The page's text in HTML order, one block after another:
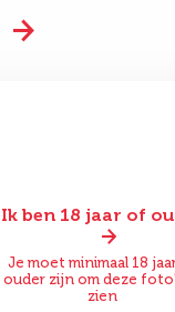
Ik ben 18 jaar of
Je moet minimaal 18
ouder zijn om deze
zien
Voor